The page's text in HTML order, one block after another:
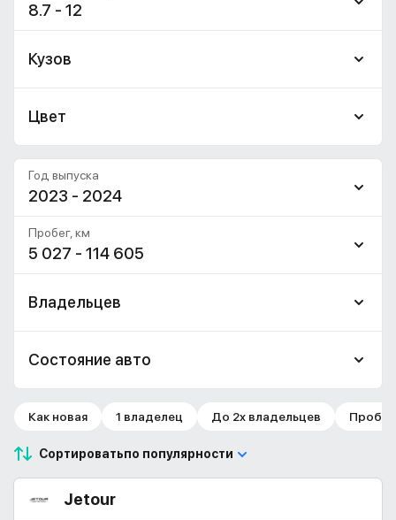
8.7 - 12
Кузов
Цвет
2023 - 2024
Год выпуска
5 027 - 114 605
Пробег, км
Владельцев
Состояние авто
Как новая 1 владелец До 2х владельцев
Сортироватьпо популярности
Jetour